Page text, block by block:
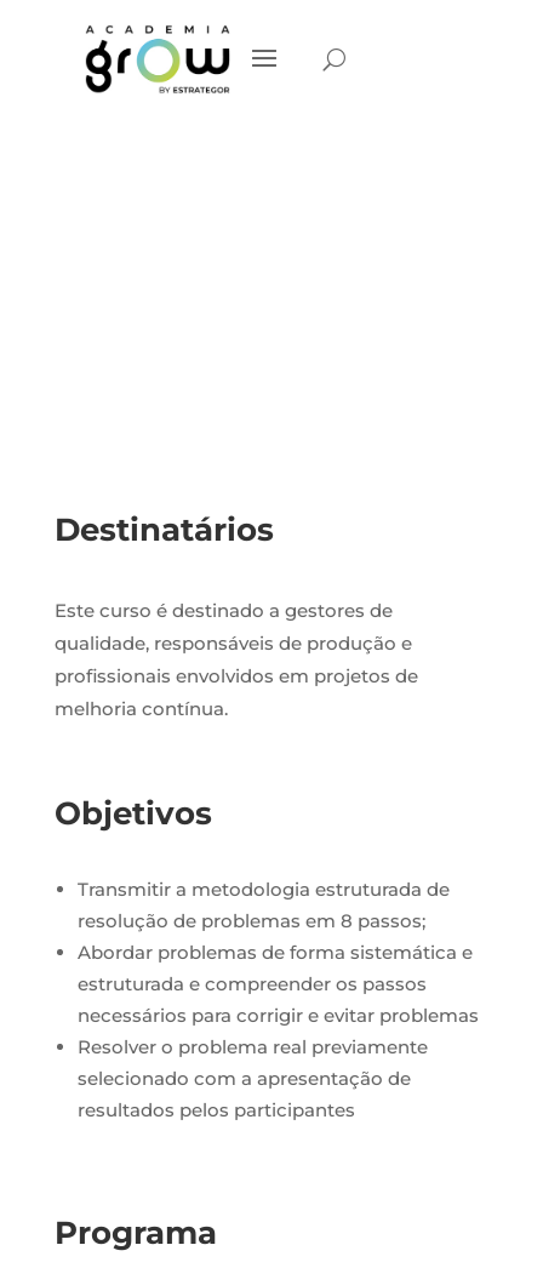
Destinatários
Este curso é destinado a gestores de
qualidade, responsáveis de produção e
profissionais envolvidos em projetos de
melhoria contínua.
Objetivos
Transmitir a metodologia estruturada de
resolução de problemas em 8 passos;
Abordar problemas de forma sistemática e
estruturada e compreender os passos
necessários para corrigir e evitar problemas
Resolver o problema real previamente
selecionado com a apresentação de
resultados pelos participantes
Programa